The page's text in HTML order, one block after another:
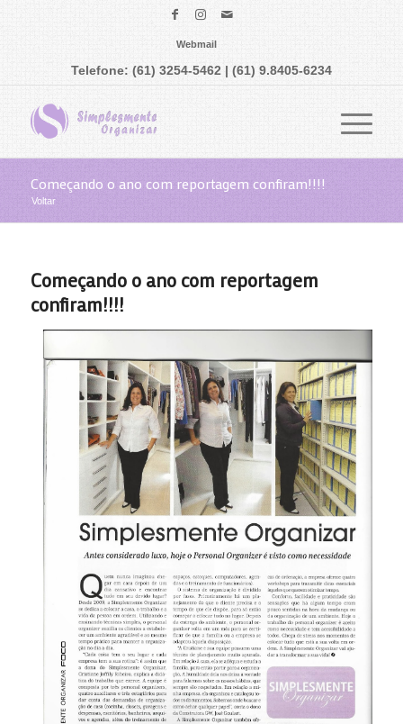
Webmail
Telefone: (61) 3254-5462 | (61) 9.8405-6234
Começando o ano com reportagem confiram!!!!
Voltar
Começando o ano com reportagem
confiram!!!!